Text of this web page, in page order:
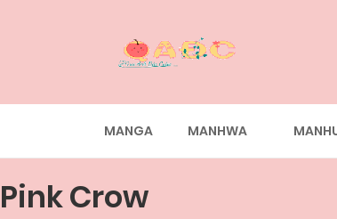
MANGA MANHWA
Pink Crow